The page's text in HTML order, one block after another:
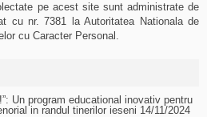
pe acest site sunt administrate de
cu nr. 7381 la Autoritatea Nationala de
cu Caracter Personal.
Un program educational inovativ pentru
in randul tinerilor ieseni 14/11/2024